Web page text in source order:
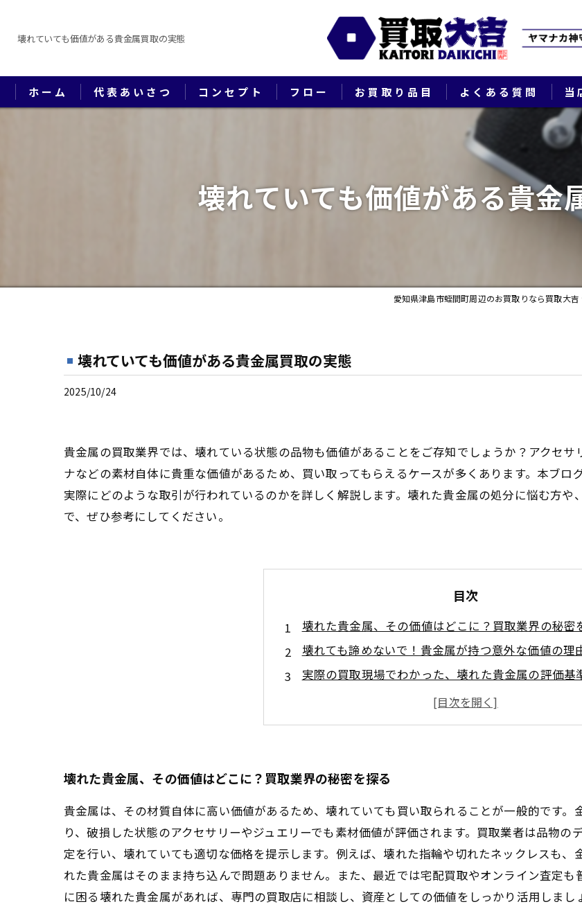
壊れていても価値がある貴金属買取の実態
ホーム 代表あいさつ コンセプト フロー お買取り品目 よくある質問 当
ブ
貴
切
生
壊れていても価値がある貴金
愛知県津島市蛭間町周辺のお買取りなら買取大
壊れていても価値がある貴金属買取の実態
2025/10/24
貴金属の買取業界では、壊れている状態の品物も価値があることをご存知でしょうか？アクセ
ナなどの素材自体に貴重な価値があるため、買い取ってもらえるケースが多くあります。本ブロ
実際にどのような取引が行われているのかを詳しく解説します。壊れた貴金属の処分に悩む方
で、ぜひ参考にしてください。
目次
壊れた貴金属、その価値はどこに？買取業界の秘密
壊れても諦めないで！貴金属が持つ意外な価値の理
実際の買取現場でわかった、壊れた貴金属の評価基
価値ある壊れたジュエリー、賢く売るためのポイン
手放すなら今！壊れていても高く売れる貴金属買取
貴金属買取の未来：壊れていても価値を見出す業界
壊れた貴金属、その価値はどこに？買取業界の秘密を探る
貴金属は、その材質自体に高い価値があるため、壊れていても買い取られることが一般的です
り、破損した状態のアクセサリーやジュエリーでも素材価値が評価されます。買取業者は品物
定を行い、壊れていても適切な価格を提示します。例えば、壊れた指輪や切れたネックレスも
れた貴金属はそのまま持ち込んで問題ありません。また、最近では宅配買取やオンライン査定
に困る壊れた貴金属があれば、専門の買取店に相談し、資産としての価値をしっかり活用しまし